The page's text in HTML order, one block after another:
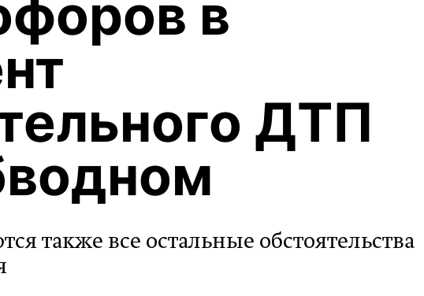
в
ДТП
также все остальные обстоятельства